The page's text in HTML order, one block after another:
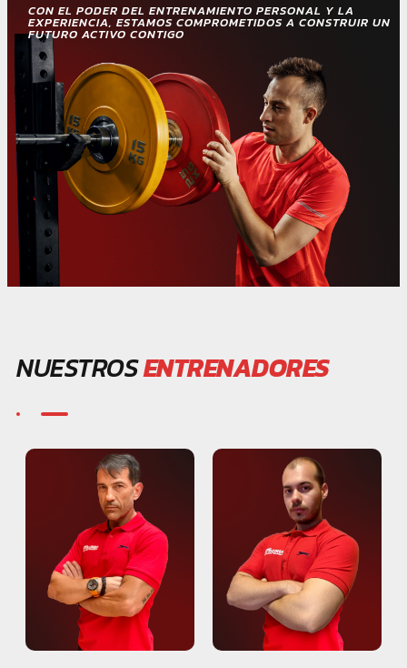
CON EL PODER DEL ENTRENAMIENTO PERSONAL Y LA
EXPERIENCIA, ESTAMOS COMPROMETIDOS A CONSTRUIR UN
FUTURO ACTIVO CONTIGO
NUESTROSENTRENADORES